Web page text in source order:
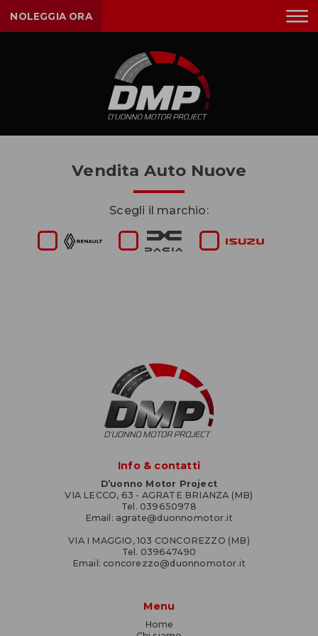
NOLEGGIA ORA
Vendita Auto Nuove
Scegli il marchio:
Info & contatti
D’uonno Motor Project
VIA LECCO, 63 - AGRATE BRIANZA (MB)
Tel. 039650978
Email: agrate@duonnomotor.it
VIA I MAGGIO, 103 CONCOREZZO (MB)
Tel. 039647490
Email: concorezzo@duonnomotor.it
Menu
Home